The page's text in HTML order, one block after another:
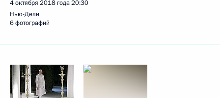
4 октября 2018 года20:30
Нью-Дели
6 фотографий